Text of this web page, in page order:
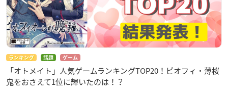
ランキング 話題 ゲーム
「オトメイト」人気ゲームランキングTOP20！ピオフィ・薄桜
鬼をおさえて1位に輝いたのは！？